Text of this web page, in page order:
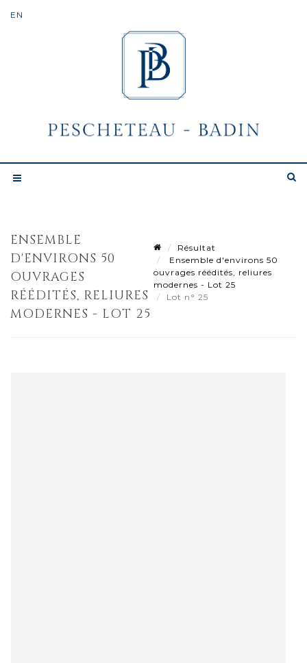
ENSEMBLE
D'ENVIRONS 50
OUVRAGES
RÉÉDITÉS, RELIURES
MODERNES - LOT 25
Résultat
Ensemble d'environs 50
ouvrages réédités, reliures
modernes - Lot 25
Lot n° 25